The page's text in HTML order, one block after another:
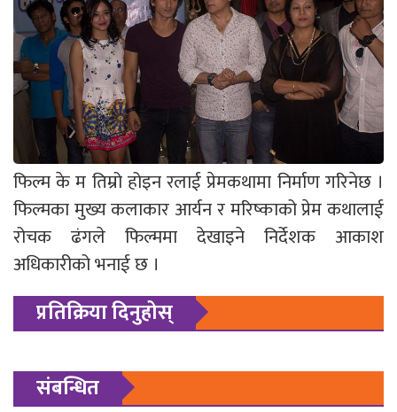
फिल्म के म तिम्रो होइन रलाई प्रेमकथामा निर्माण गरिनेछ ।
फिल्मका मुख्य कलाकार आर्यन र मरिष्काको प्रेम कथालाई
रोचक ढंगले फिल्ममा देखाइने निर्देशक आकाश
अधिकारीको भनाई छ ।
प्रतिक्रिया दिनुहोस्
संबन्धित